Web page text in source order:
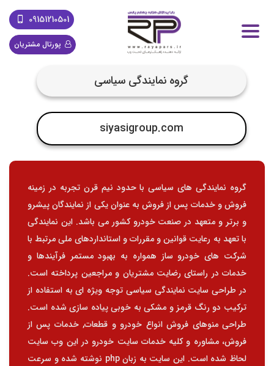
09151210501
پورتال مشتریان
گروه نمایندگی سیاسی
siyasigroup.com
گروه نمایندگی های سیاسی با حدود نیم قرن تجربه در زمینه
فروش و خدمات پس از فروش به عنوان یکی از نمایندگان پیشرو
و برتر و متعهد در صنعت خودرو کشور می باشد. این نمایندگی
با تعهد به رعایت قوانین و مقررات و استانداردهای ملی مرتبط با
شرکت های خودرو ساز همواره به بهبود مستمر فرآیندها و
خدمات در راستای رضایت مشتریان و مراجعین پرداخته است.
در طراحی سایت نمایندگی سیاسی توجه ویژه ای به استفاده از
ترکیب دو رنگ قرمز و مشکی به خوبی پیاده سازی شده است.
طراحی منوهای فروش انواع خودرو و قطعات, خدمات پس از
فروش، مشاوره و کلیه خدمات سایت خودرو در این وب سایت
لحاظ شده است. این سایت به زبان php نوشته شده و سرعت